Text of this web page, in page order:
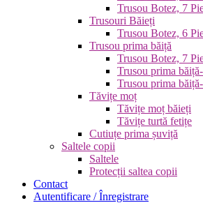
Trusou Botez, 7
Trusouri Băieți
Trusou Botez, 6
Trusou prima băiță
Trusou Botez, 7
Trusou prima
Trusou prima
Tăvițe moț
Tăvițe moț băieți
Tăvițe turtă fetițe
Cutiuțe prima șuviță
Saltele copii
Saltele
Protecții saltea copii
Contact
Autentificare / Înregistrare